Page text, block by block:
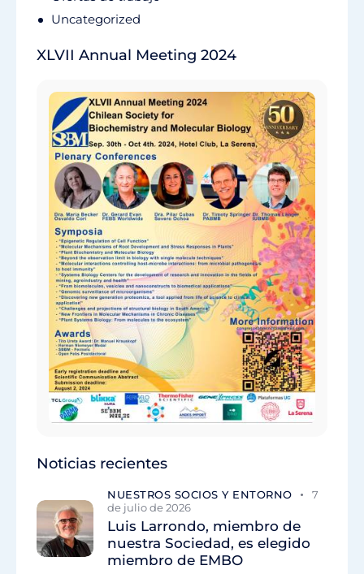
Uncategorized
XLVII Annual Meeting 2024
Noticias recientes
NUESTROS SOCIOS Y ENTORNO
7
de julio de 2026
Luis Larrondo, miembro de
nuestra Sociedad, es elegido
miembro de EMBO